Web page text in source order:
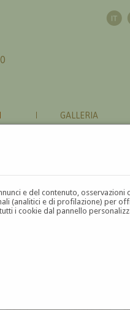
e del contenuto,
(analitici e di profilazione) per
i cookie dal pannello
GALLERIA
O P Q R S T U